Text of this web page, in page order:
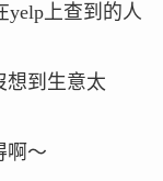
yelp上查到的人
想到生意太
啊～